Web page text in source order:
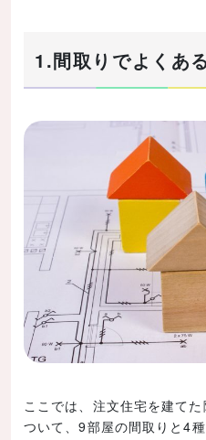
1-11.照明スイッチの配
1－12.窓の大きさや配
1－13.建具の配置の失敗
2.間取りで失敗しないた
2－1.LDKの中の配置を
2－2.水回りはデザイン
2－3.プライベートルー
3.まとめ
1.間取りでよくあ
ここでは、注文住宅を建て
ついて、9部屋の間取りと4